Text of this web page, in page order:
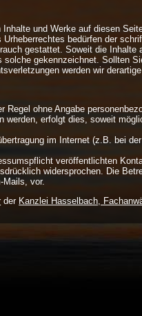
und Werke auf diesen
Urheberrechtes bedürfen der
gestattet. Soweit die
solche gekennzeichnet. Sollten
werden wir
Regel ohne Angabe
werden, erfolgt dies, soweit
im Internet (z.B. bei
veröffentlichten
widersprochen. Die
Mails, vor.
der Kanzlei Hasselbach,